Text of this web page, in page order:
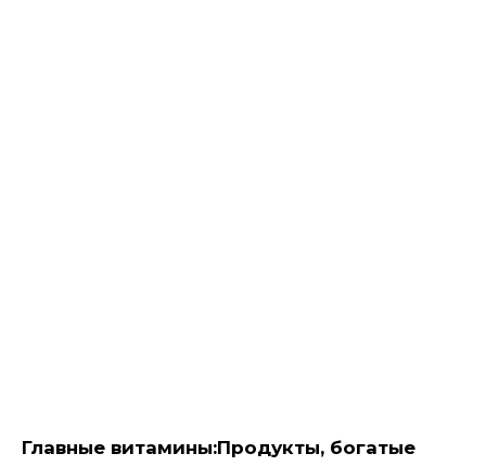
Главные витамины:Продукты, богатые